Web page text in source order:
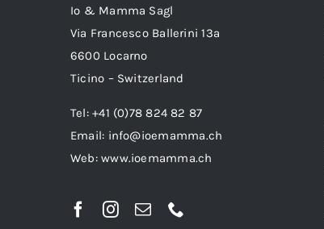
Io & Mamma Sagl
Via Francesco Ballerini 13a
6600 Locarno
Ticino – Switzerland
Tel: +41 (0)78 824 82 87
Email: info@ioemamma.ch
Web:www.ioemamma.ch